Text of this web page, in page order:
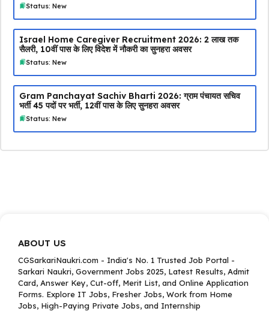
Status: New
Israel Home Caregiver Recruitment 2026: ₹2 लाख तक
सैलरी, 10वीं पास के लिए विदेश में नौकरी का सुनहरा अवसर
Status: New
Gram Panchayat Sachiv Bharti 2026: ग्राम पंचायत सचिव
भर्ती 45 पदों पर भर्ती, 12वीं पास के लिए सुनहरा अवसर
Status: New
ABOUT US
CGSarkariNaukri.com - India's No. 1 Trusted Job Portal -
Sarkari Naukri, Government Jobs 2025, Latest Results, Admit
Card, Answer Key, Cut-off, Merit List, and Online Application
Forms. Explore IT Jobs, Fresher Jobs, Work from Home
Jobs, High-Paying Private Jobs, and Internship